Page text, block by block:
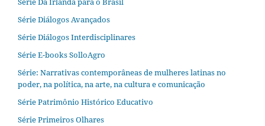
Série Diálogos Avançados
Série Diálogos Interdisciplinares
Série E-books SolloAgro
Série: Narrativas contemporâneas de mulheres latinas no
poder, na política, na arte, na cultura e comunicação
Série Patrimônio Histórico Educativo
Série Primeiros Olhares